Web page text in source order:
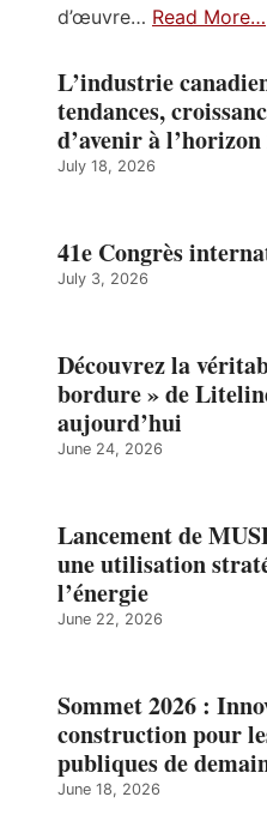
d’œuvre… Read More…
L’industrie
tendances,
d’avenir à l’horizon
July 18, 2026
41e Congrès
July 3, 2026
Découvrez la
bordure » de
aujourd’hui
June 24, 2026
Lancement de
une utilisation
l’énergie
June 22, 2026
Sommet 2026 :
construction pour
publiques de
June 18, 2026